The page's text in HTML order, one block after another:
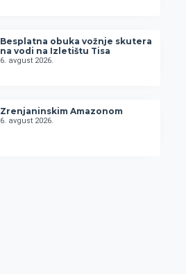
Besplatna obuka vožnje skutera
na vodi na Izletištu Tisa
6. avgust 2026.
Zrenjaninskim Amazonom
6. avgust 2026.